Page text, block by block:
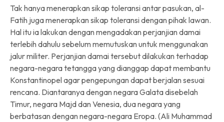
Tak hanya menerapkan sikap toleransi antar pasukan, al-
Fatih juga menerapkan sikap toleransi dengan pihak lawan.
Hal itu ia lakukan dengan mengadakan perjanjian damai
terlebih dahulu sebelum memutuskan untuk menggunakan
jalur militer. Perjanjian damai tersebut dilakukan terhadap
negara-negara tetangga yang dianggap dapat membantu
Konstantinopel agar pengepungan dapat berjalan sesuai
rencana. Diantaranya dengan negara Galata disebelah
Timur, negara Majd dan Venesia, dua negara yang
berbatasan dengan negara-negara Eropa. (Ali Muhammad